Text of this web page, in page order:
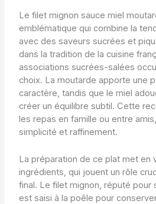
Le filet mignon sauce miel
emblématique qui combine la
avec des saveurs sucrées et
dans la tradition de la cuisine
associations sucrées-salées
choix. La moutarde apporte une
caractère, tandis que le miel
créer un équilibre subtil. Cette
les repas en famille ou entre
simplicité et raffinement.
La préparation de ce plat met en
ingrédients, qui jouent un rôle
final. Le filet mignon, réputé pour
est saisi à la poêle pour